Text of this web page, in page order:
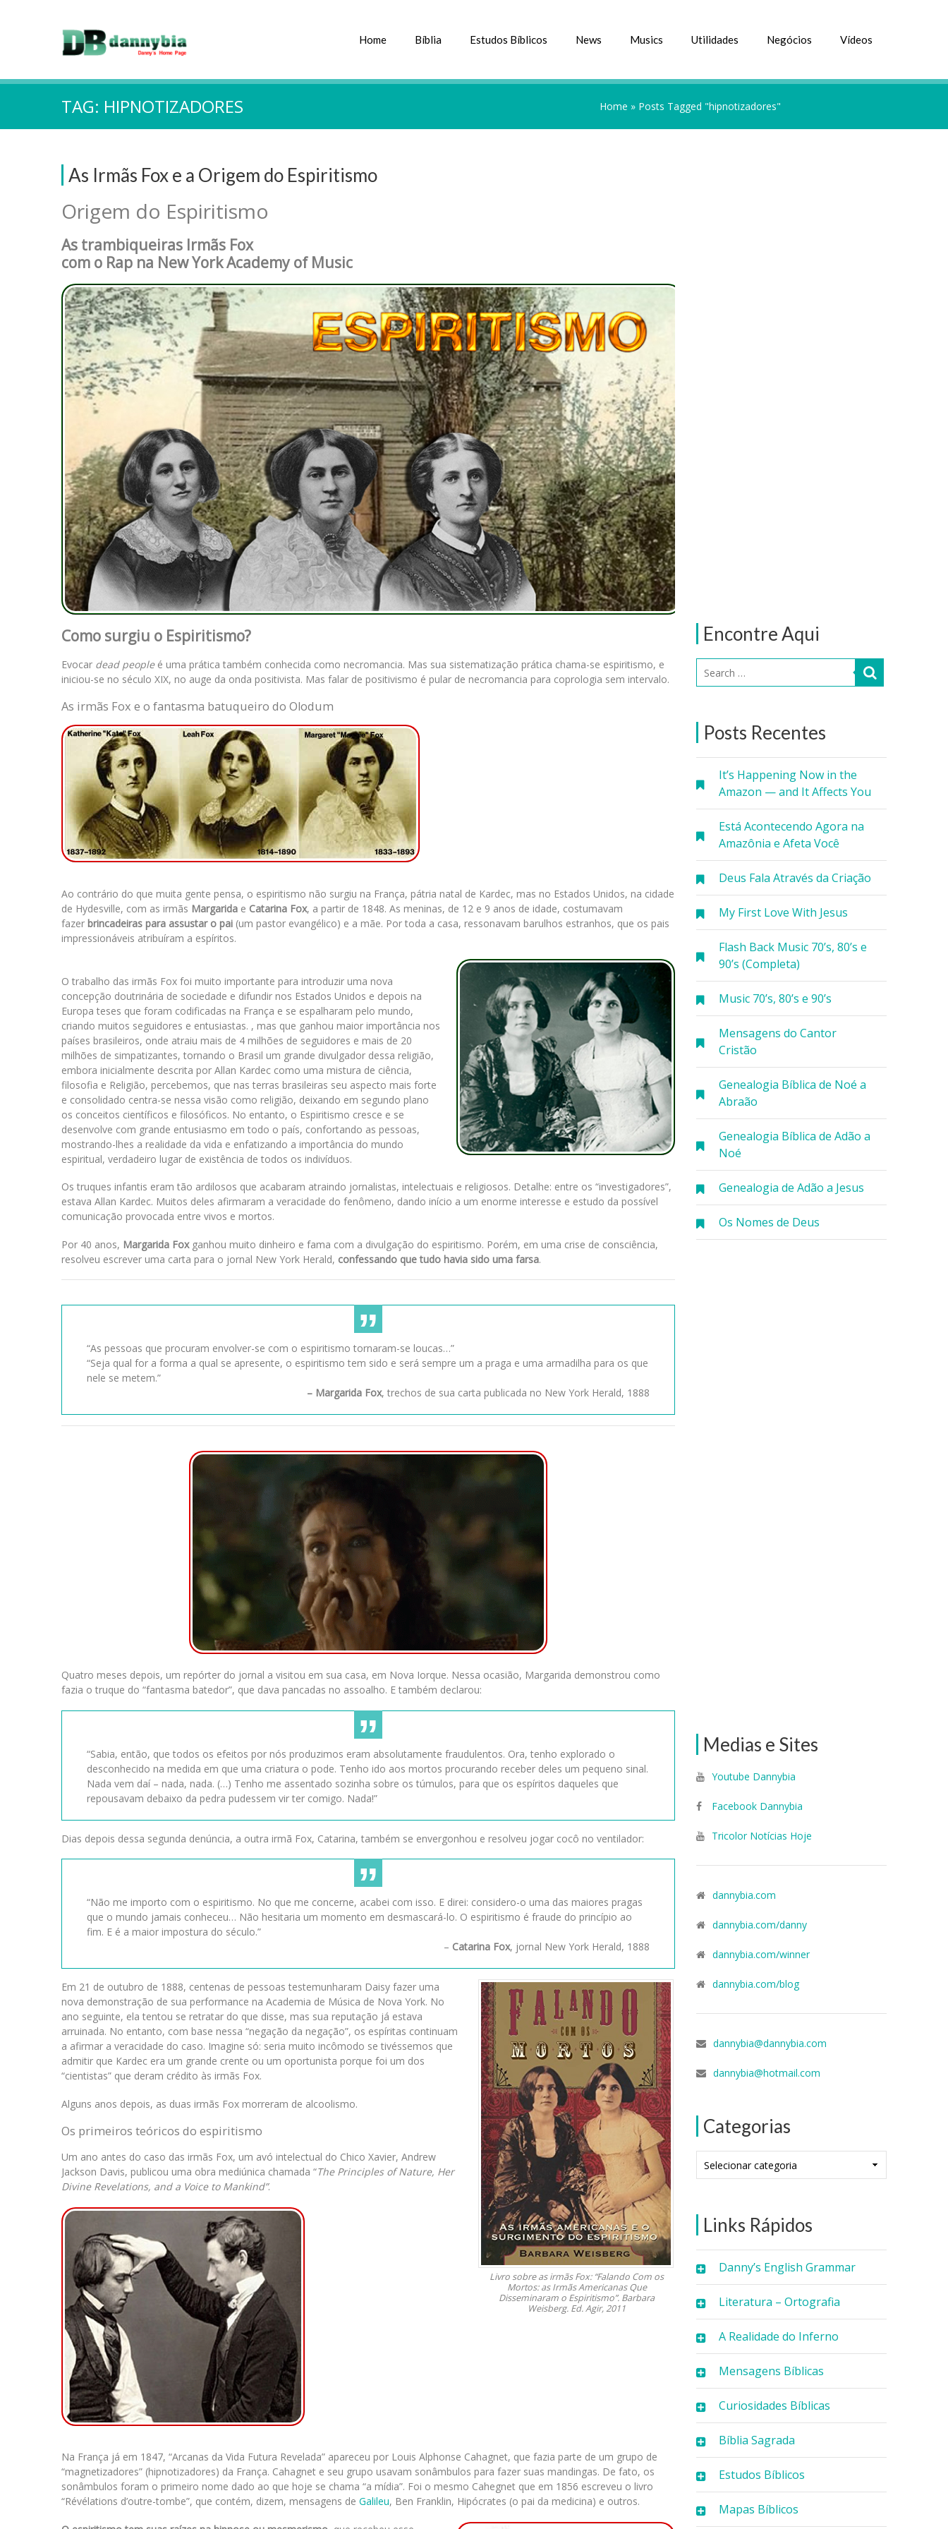
Home Bíblia Estudos Bíblicos News Musics Utilidades Negócios Vídeos
TAG: HIPNOTIZADORES Home » Posts Tagged "hipnotizadores"
Encontre Aqui
Posts Recentes
It’s Happening Now in the
Amazon — and It Affects You
Está Acontecendo Agora na
Amazônia e Afeta Você
Deus Fala Através da Criação
My First Love With Jesus
Flash Back Music 70’s, 80’s e
90’s (Completa)
Music 70’s, 80’s e 90’s
Mensagens do Cantor
Cristão
Genealogia Bíblica de Noé a
Abraão
Genealogia Bíblica de Adão a
Noé
Genealogia de Adão a Jesus
Os Nomes de Deus
Medias e Sites
Youtube Dannybia
Facebook Dannybia
Tricolor Notícias Hoje
dannybia.com
dannybia.com/danny
dannybia.com/winner
dannybia.com/blog
dannybia@dannybia.com
dannybia@hotmail.com
Categorias
Links Rápidos
Danny’s English Grammar
Literatura – Ortografia
A Realidade do Inferno
Mensagens Bíblicas
Curiosidades Bíblicas
Bíblia Sagrada
Estudos Bíblicos
Mapas Bíblicos
As Irmãs Fox e a Origem do Espiritismo
Origem do Espiritismo
As trambiqueiras Irmãs Fox
com o Rap na New York Academy of Music
Como surgiu o Espiritismo?
Evocar dead peopleé uma prática também conhecida como necromancia. Mas sua sistematização prática chama-se espiritismo, e
iniciou-se no século XIX, no auge da onda positivista. Mas falar de positivismo é pular de necromancia para coprologia sem intervalo.
As irmãs Fox e o fantasma batuqueiro do Olodum
Ao contrário do que muita gente pensa, o espiritismo não surgiu na França, pátria natal de Kardec, mas no Estados Unidos, na cidade
de Hydesville, com as irmãs Margarida e Catarina Fox, a partir de 1848. As meninas, de 12 e 9 anos de idade, costumavam
fazer brincadeiras para assustar o pai (um pastor evangélico) e a mãe. Por toda a casa, ressonavam barulhos estranhos, que os pais
impressionáveis atribuíram a espíritos.
O trabalho das irmãs Fox foi muito importante para introduzir uma nova
concepção doutrinária de sociedade e difundir nos Estados Unidos e depois na
Europa teses que foram codificadas na França e se espalharam pelo mundo,
criando muitos seguidores e entusiastas. , mas que ganhou maior importância nos
países brasileiros, onde atraiu mais de 4 milhões de seguidores e mais de 20
milhões de simpatizantes, tornando o Brasil um grande divulgador dessa religião,
embora inicialmente descrita por Allan Kardec como uma mistura de ciência,
filosofia e Religião, percebemos, que nas terras brasileiras seu aspecto mais forte
e consolidado centra-se nessa visão como religião, deixando em segundo plano
os conceitos científicos e filosóficos. No entanto, o Espiritismo cresce e se
desenvolve com grande entusiasmo em todo o país, confortando as pessoas,
mostrando-lhes a realidade da vida e enfatizando a importância do mundo
espiritual, verdadeiro lugar de existência de todos os indivíduos.
Os truques infantis eram tão ardilosos que acabaram atraindo jornalistas, intelectuais e religiosos. Detalhe: entre os “investigadores”,
estava Allan Kardec. Muitos deles afirmaram a veracidade do fenômeno, dando início a um enorme interesse e estudo da possível
comunicação provocada entre vivos e mortos.
Por 40 anos, Margarida Foxganhou muito dinheiro e fama com a divulgação do espiritismo. Porém, em uma crise de consciência,
resolveu escrever uma carta para o jornal New York Herald, confessando que tudo havia sido uma farsa.
“As pessoas que procuram envolver-se com o espiritismo tornaram-se loucas…”
“Seja qual for a forma a qual se apresente, o espiritismo tem sido e será sempre um a praga e uma armadilha para os que
nele se metem.”
– Margarida Fox, trechos de sua carta publicada no New York Herald, 1888
Quatro meses depois, um repórter do jornal a visitou em sua casa, em Nova Iorque. Nessa ocasião, Margarida demonstrou como
fazia o truque do “fantasma batedor”, que dava pancadas no assoalho. E também declarou:
“Sabia, então, que todos os efeitos por nós produzimos eram absolutamente fraudulentos. Ora, tenho explorado o
desconhecido na medida em que uma criatura o pode. Tenho ido aos mortos procurando receber deles um pequeno sinal.
Nada vem daí – nada, nada. (…) Tenho me assentado sozinha sobre os túmulos, para que os espíritos daqueles que
repousavam debaixo da pedra pudessem vir ter comigo. Nada!”
Dias depois dessa segunda denúncia, a outra irmã Fox, Catarina, também se envergonhou e resolveu jogar cocô no ventilador:
“Não me importo com o espiritismo. No que me concerne, acabei com isso. E direi: considero-o uma das maiores pragas
que o mundo jamais conheceu… Não hesitaria um momento em desmascará-lo. O espiritismo é fraude do princípio ao
fim. E é a maior impostura do século.”
– Catarina Fox, jornal New York Herald, 1888
Livro sobre as irmãs Fox: “Falando Com os
Mortos: as Irmãs Americanas Que
Disseminaram o Espiritismo”. Barbara
Weisberg. Ed. Agir, 2011
Em 21 de outubro de 1888, centenas de pessoas testemunharam Daisy fazer uma
nova demonstração de sua performance na Academia de Música de Nova York. No
ano seguinte, ela tentou se retratar do que disse, mas sua reputação já estava
arruinada. No entanto, com base nessa “negação da negação”, os espíritas continuam
a afirmar a veracidade do caso. Imagine só: seria muito incômodo se tivéssemos que
admitir que Kardec era um grande crente ou um oportunista porque foi um dos
“cientistas” que deram crédito às irmãs Fox.
Alguns anos depois, as duas irmãs Fox morreram de alcoolismo.
Os primeiros teóricos do espiritismo
Um ano antes do caso das irmãs Fox, um avó intelectual do Chico Xavier, Andrew
Jackson Davis, publicou uma obra mediúnica chamada “The Principles of Nature, Her
Divine Revelations, and a Voice to Mankind”.
Na França já em 1847, “Arcanas da Vida Futura Revelada” apareceu por Louis Alphonse Cahagnet, que fazia parte de um grupo de
“magnetizadores” (hipnotizadores) da França. Cahagnet e seu grupo usavam sonâmbulos para fazer suas mandingas. De fato, os
sonâmbulos foram o primeiro nome dado ao que hoje se chama “a mídia”. Foi o mesmo Cahegnet que em 1856 escreveu o livro
“Révélations d’outre-tombe”, que contém, dizem, mensagens de Galileu, Ben Franklin, Hipócrates (o pai da medicina) e outros.